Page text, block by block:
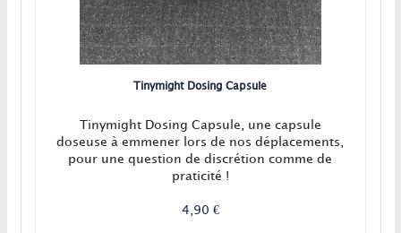
Tinymight Dosing Capsule
Tinymight Dosing Capsule, une capsule
doseuse à emmener lors de nos déplacements,
pour une question de discrétion comme de
praticité !
4,90 €